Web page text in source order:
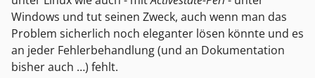
Windows und tut seinen Zweck, auch wenn man das
Problem sicherlich noch eleganter lösen könnte und es
an jeder Fehlerbehandlung (und an Dokumentation
bisher auch …) fehlt.